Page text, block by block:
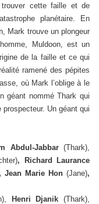
cette faille et de
planétaire. En
Mark trouve un plongeur
Muldoon, est un
de la faille et ce qui
ramené des pépites
où Mark l’oblige à le
géant nommé Thark qui
Un géant qui
Abdul-Jabbar(Thark),
, Richard Laurance
Jean Marie Hon(Jane),
Henri Djanik(Thark),